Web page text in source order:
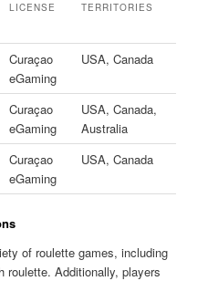
LICENSE TERRITORIES
Curaçao
eGaming
USA, Canada
Curaçao
eGaming
USA, Canada,
Australia
Curaçao
eGaming
USA, Canada
of roulette games, including
roulette. Additionally, players